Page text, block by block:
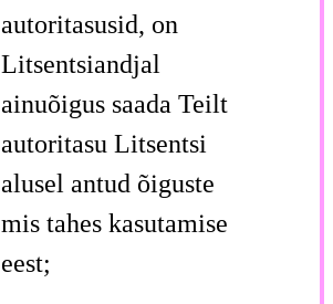
autoritasusid, on
Litsentsiandjal
ainuõigus saada Teilt
autoritasu Litsentsi
alusel antud õiguste
mis tahes kasutamise
eest;